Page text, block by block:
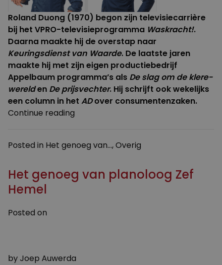
Roland Duong (1970) begon zijn televisiecarrière
bij het VPRO-televisieprogramma Waskracht!.
Daarna maakte hij de overstap naar
Keuringsdienst van Waarde. De laatste jaren
maakte hij met zijn eigen productiebedrijf
Appelbaum programma’s als De slag om de klere-
werelden De prijsvechter. Hij schrijft ook wekelijks
een column in het ADover consumentenzaken.
Continue reading
Roland
Posted in Het genoeg van...,Overig
Het genoeg van planoloog Zef
Hemel
Posted on
byJoep Auwerda